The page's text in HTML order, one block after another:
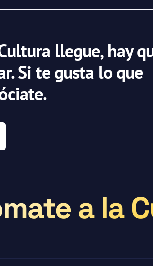
llegue, hay
Si te gusta lo que
a la